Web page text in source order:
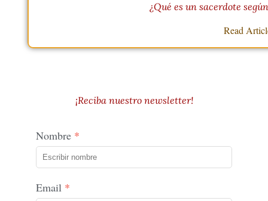
¿Qué es un sacerdote
Read
¡Reciba nuestro newsletter!
Nombre
Email